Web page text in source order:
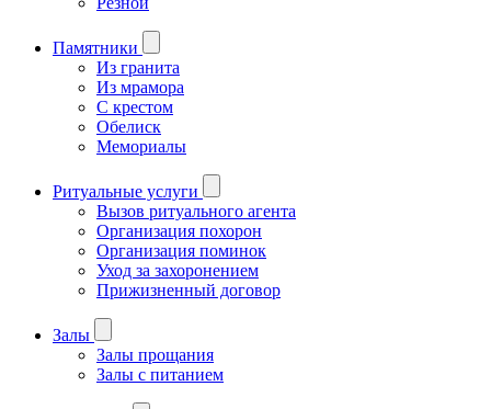
Памятники
Из гранита
Из мрамора
С крестом
Обелиск
Мемориалы
Ритуальные услуги
Вызов ритуального агента
Организация похорон
Организация поминок
Уход за захоронением
Прижизненный договор
Залы
Залы прощания
Залы с питанием